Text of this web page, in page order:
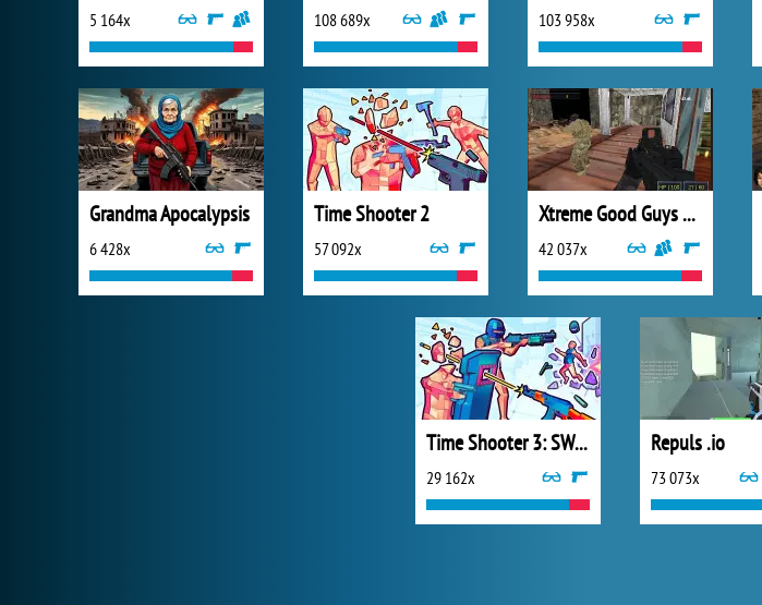
5 164x 108 689x 103 958x
Grandma Apocalypsis
6 428x
Time Shooter 2
57 092x
Xtreme Good Guys vs Bad Boys
42 037x
Time Shooter 3: SWAT
29 162x
Repuls .io
73 073x